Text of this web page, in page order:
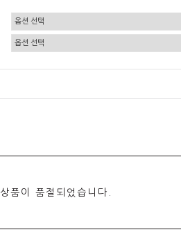
상품이 품절되었습니다.